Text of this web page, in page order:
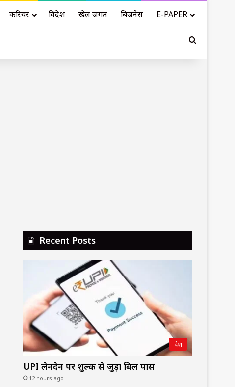
करियर विदेश खेल जगत बिजनेस E-PAPER
Search for
Recent Posts
देश
UPI लेनदेन पर शुल्क से जुड़ा बिल पास
12 hours ago